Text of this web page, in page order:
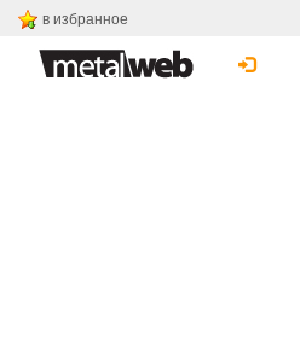
в избранное